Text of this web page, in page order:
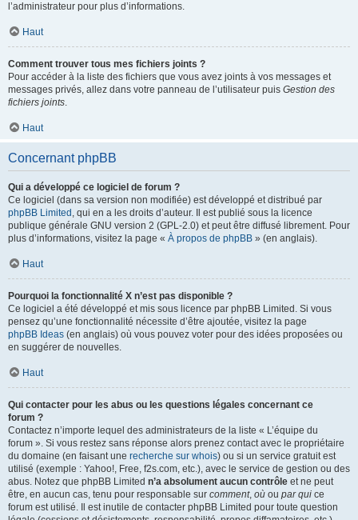
l’administrateur pour plus d’informations.
Haut
Comment trouver tous mes fichiers joints ?
Pour accéder à la liste des fichiers que vous avez joints à vos messages et
messages privés, allez dans votre panneau de l’utilisateur puis Gestion des
fichiers joints.
Haut
Concernant phpBB
Qui a développé ce logiciel de forum ?
Ce logiciel (dans sa version non modifiée) est développé et distribué par
phpBB Limited , qui en a les droits d’auteur. Il est publié sous la licence
publique générale GNU version 2 (GPL-2.0) et peut être diffusé librement. Pour
plus d’informations, visitez la page « À propos de phpBB » (en anglais).
Haut
Pourquoi la fonctionnalité X n’est pas disponible ?
Ce logiciel a été développé et mis sous licence par phpBB Limited. Si vous
pensez qu’une fonctionnalité nécessite d’être ajoutée, visitez la page
phpBB Ideas (en anglais) où vous pouvez voter pour des idées proposées ou
en suggérer de nouvelles.
Haut
Qui contacter pour les abus ou les questions légales concernant ce
forum ?
Contactez n’importe lequel des administrateurs de la liste « L’équipe du
forum ». Si vous restez sans réponse alors prenez contact avec le propriétaire
du domaine (en faisant une recherche sur whois) ou si un service gratuit est
utilisé (exemple : Yahoo!, Free, f2s.com, etc.), avec le service de gestion ou des
abus. Notez que phpBB Limited n’a absolument aucun contrôle et ne peut
être, en aucun cas, tenu pour responsable sur comment, où ou par qui ce
forum est utilisé. Il est inutile de contacter phpBB Limited pour toute question